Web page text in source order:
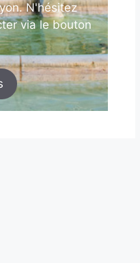
N'hésitez
via le bouton